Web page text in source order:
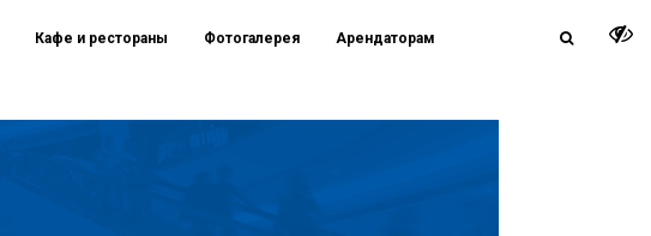
Кафе и рестораны Фотогалерея Арендаторам